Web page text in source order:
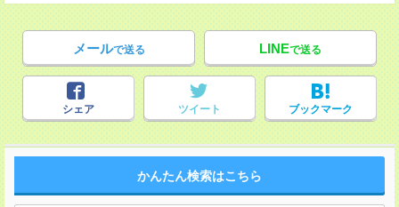
メールで送る LINEで送る
シェア ツイート ブックマーク
かんたん検索はこちら